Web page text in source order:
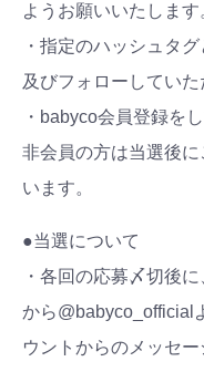
ようお願いいたします
・指定のハッシュタ
及びフォローしていた
・babyco会員登録を
非会員の方は当選後
います。
●当選について
・各回の応募〆切後
から@babyco_official
ウントからのメッセ